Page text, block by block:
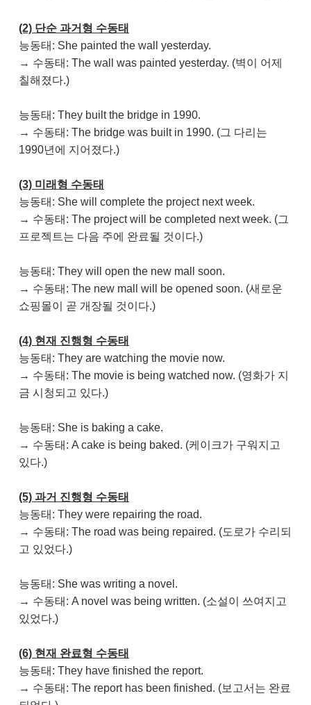
(2) 단순 과거형 수동태
능동태: She painted the wall yesterday.
→ 수동태: The wall was painted yesterday. (벽이 어제
칠해졌다.)
능동태: They built the bridge in 1990.
→ 수동태: The bridge was built in 1990. (그 다리는
1990년에 지어졌다.)
(3) 미래형 수동태
능동태: She will complete the project next week.
→ 수동태: The project will be completed next week. (그
프로젝트는 다음 주에 완료될 것이다.)
능동태: They will open the new mall soon.
→ 수동태: The new mall will be opened soon. (새로운
쇼핑몰이 곧 개장될 것이다.)
(4) 현재 진행형 수동태
능동태: They are watching the movie now.
→ 수동태: The movie is being watched now. (영화가 지
금 시청되고 있다.)
능동태: She is baking a cake.
→ 수동태: A cake is being baked. (케이크가 구워지고
있다.)
(5) 과거 진행형 수동태
능동태: They were repairing the road.
→ 수동태: The road was being repaired. (도로가 수리되
고 있었다.)
능동태: She was writing a novel.
→ 수동태: A novel was being written. (소설이 쓰여지고
있었다.)
(6) 현재 완료형 수동태
능동태: They have finished the report.
→ 수동태: The report has been finished. (보고서는 완료